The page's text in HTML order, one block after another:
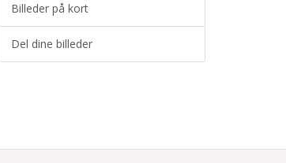
Billeder på kort
Del dine billeder